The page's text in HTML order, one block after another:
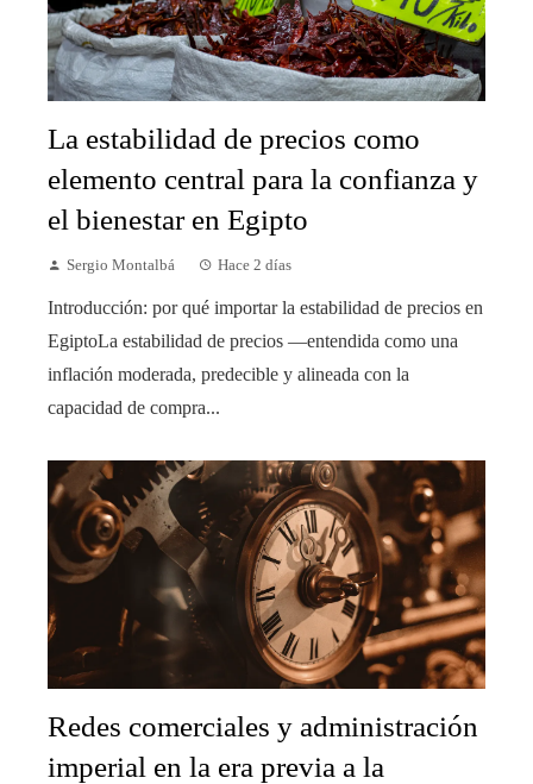
La estabilidad de precios como
elemento central para la confianza y
el bienestar en Egipto
Sergio Montalbá Hace 2 días
Introducción: por qué importar la estabilidad de precios en
EgiptoLa estabilidad de precios —entendida como una
inflación moderada, predecible y alineada con la
capacidad de compra...
Redes comerciales y administración
imperial en la era previa a la